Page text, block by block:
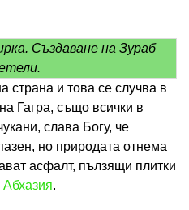
Създаване на Зураб
страна и това се случва в
Гагра, също всички в
слава Богу, че
но природата отнема
асфалт, пълзящи плитки
.